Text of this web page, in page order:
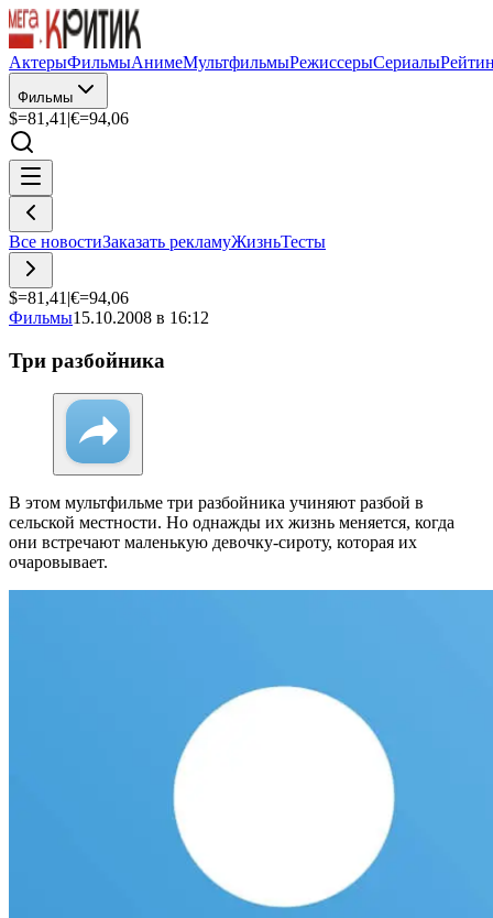
АктерыФильмыАнимеМультфильмыРежиссерыСериалы
Фильмы
$=81,41 |€=94,06
Все новостиЗаказать рекламуЖизньТесты
$=81,41 |€=94,06
Фильмы15.10.2008 в 16:12
Три разбойника
В этом мультфильме три разбойника учиняют разбой в
сельской местности. Но однажды их жизнь меняется, когда
они встречают маленькую девочку-сироту, которая их
очаровывает.